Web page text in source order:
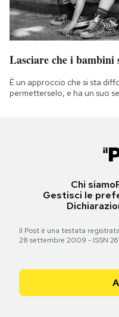
Lasciare che i bambini
È un approccio che si sta
permetterselo, e ha un suo
Chi siamo
Gestisci le
Il Post è una testata
28 settembre 2009 - ISSN